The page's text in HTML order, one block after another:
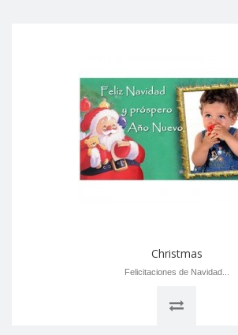
Christmas
Felicitaciones de Navidad...